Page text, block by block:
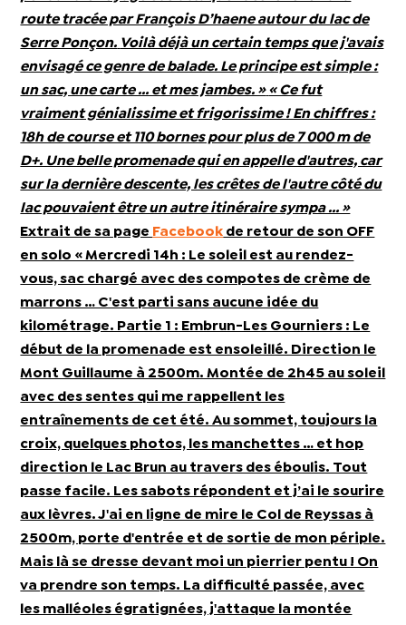
route tracée par François D’haene autour du lac de
Serre Ponçon. Voilà déjà un certain temps que j'avais
envisagé ce genre de balade. Le principe est simple :
un sac, une carte … et mes jambes. » « Ce fut
vraiment génialissime et frigorissime ! En chiffres :
18h de course et 110 bornes pour plus de 7 000 m de
D+. Une belle promenade qui en appelle d'autres, car
sur la dernière descente, les crêtes de l'autre côté du
lac pouvaient être un autre itinéraire sympa … »
Extrait de sa page Facebook de retour de son OFF
en solo « Mercredi 14h : Le soleil est au rendez-
vous, sac chargé avec des compotes de crème de
marrons … C'est parti sans aucune idée du
kilométrage. Partie 1 : Embrun-Les Gourniers : Le
début de la promenade est ensoleillé. Direction le
Mont Guillaume à 2500m. Montée de 2h45 au soleil
avec des sentes qui me rappellent les
entraînements de cet été. Au sommet, toujours la
croix, quelques photos, les manchettes … et hop
direction le Lac Brun au travers des éboulis. Tout
passe facile. Les sabots répondent et j’ai le sourire
aux lèvres. J'ai en ligne de mire le Col de Reyssas à
2500m, porte d'entrée et de sortie de mon périple.
Mais là se dresse devant moi un pierrier pentu ! On
va prendre son temps. La difficulté passée, avec
les malléoles égratignées, j'attaque la montée